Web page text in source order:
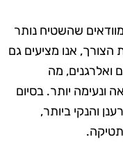
שהשטיח נותר
הצורך, אנו מציעים גם
ואלרגנים, מה
ונעימה יותר. בסיום
והנקי ביותר,